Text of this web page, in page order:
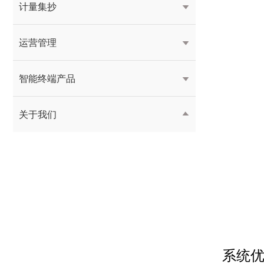
计量集抄 
运营管理 
智能终端产品 
关于我们 
系统